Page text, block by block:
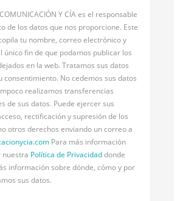
Y CÍA es el responsable
de los datos que nos proporcione. Este
tu nombre, correo electrónico y
único fin de que podamos publicar los
en la web. Tratamos sus datos
consentimiento. No cedemos sus datos
realizamos transferencias
de sus datos. Puede ejercer sus
rectificación y supresión de los
otros derechos enviando un correo a
Para más información
nuestra Política de Privacidaddonde
información sobre dónde, cómo y por
sus datos.